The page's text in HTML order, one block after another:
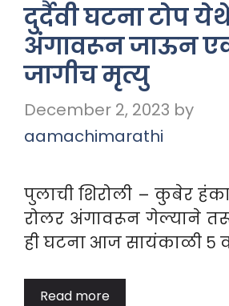
दुर्दैवी घटना टोप
अंगावरून जाऊन
जागीच मृत्यु
December 2, 2023 by
aamachimarathi
पुलाची शिरोली – कुबेर
रोलर अंगावरून गेल्याने
ही घटना आज सायंकाळी ५
Read more